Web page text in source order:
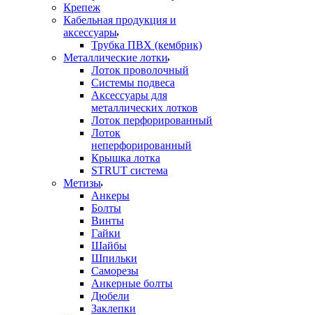
Крепеж
Кабельная продукция и
аксессуары
Трубка ПВХ (кембрик)
Металлические лотки
Лоток проволочный
Системы подвеса
Аксессуары для
металлических лотков
Лоток перфорированный
Лоток
неперфорированный
Крышка лотка
STRUT система
Метизы
Анкеры
Болты
Винты
Гайки
Шайбы
Шпильки
Саморезы
Анкерные болты
Дюбели
Заклепки